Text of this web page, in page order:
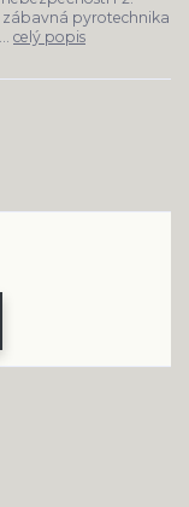
zábavná pyrotechnika
celý popis